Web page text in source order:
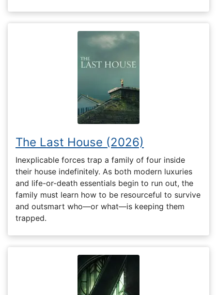
The Last House (2026)
Inexplicable forces trap a family of four inside
their house indefinitely. As both modern luxuries
and life-or-death essentials begin to run out, the
family must learn how to be resourceful to survive
and outsmart who—or what—is keeping them
trapped.